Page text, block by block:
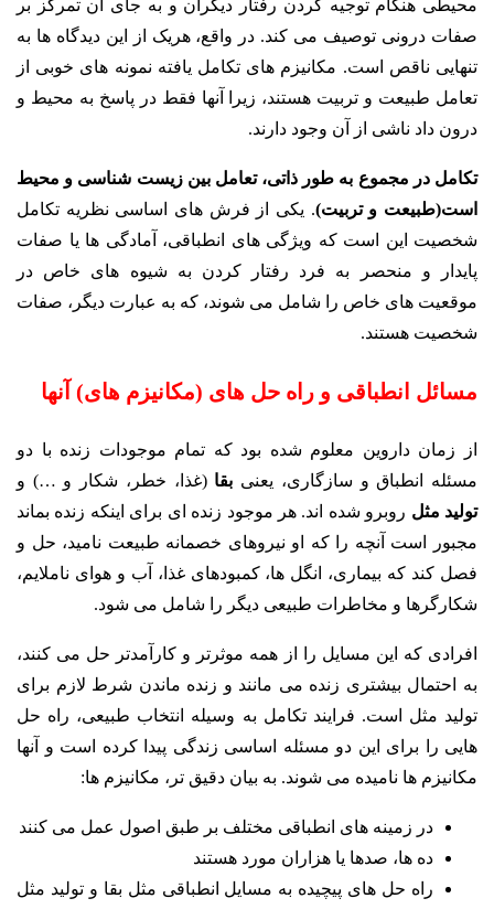
محیطی هنگام توجیه کردن رفتار دیگران و به جای آن تمرکز بر
صفات درونی توصیف می کند. در واقع، هریک از این دیدگاه ها به
تنهایی ناقص است. مکانیزم های تکامل یافته نمونه های خوبی از
تعامل طبیعت و تربیت هستند، زیرا آنها فقط در پاسخ به محیط و
درون داد ناشی از آن وجود دارند.
تکامل در مجموع به طور ذاتی، تعامل بین زیست شناسی و محیط
است(طبیعت و تربیت). یکی از فرش های اساسی نظریه تکامل
شخصیت این است که ویژگی های انطباقی، آمادگی ها یا صفات
پایدار و منحصر به فرد رفتار کردن به شیوه های خاص در
موقعیت های خاص را شامل می شوند، که به عبارت دیگر، صفات
شخصیت هستند.
مسائل انطباقی و راه حل های (مکانیزم های) آنها
از زمان داروین معلوم شده بود که تمام موجودات زنده با دو
مسئله انطباق و سازگاری، یعنی بقا (غذا، خطر، شکار و …) و
تولید مثل روبرو شده اند. هر موجود زنده ای برای اینکه زنده بماند
مجبور است آنچه را که او نیروهای خصمانه طبیعت نامید، حل و
فصل کند که بیماری، انگل ها، کمبودهای غذا، آب و هوای ناملایم،
شکارگرها و مخاطرات طبیعی دیگر را شامل می شود.
افرادی که این مسایل را از همه موثرتر و کارآمدتر حل می کنند،
به احتمال بیشتری زنده می مانند و زنده ماندن شرط لازم برای
تولید مثل است. فرایند تکامل به وسیله انتخاب طبیعی، راه حل
هایی را برای این دو مسئله اساسی زندگی پیدا کرده است و آنها
مکانیزم ها نامیده می شوند. به بیان دقیق تر، مکانیزم ها:
در زمینه های انطباقی مختلف بر طبق اصول عمل می کنند
ده ها، صدها یا هزاران مورد هستند
راه حل های پیچیده به مسایل انطباقی مثل بقا و تولید مثل